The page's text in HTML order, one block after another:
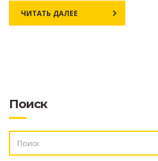
ЧИТАТЬ ДАЛЕЕ
Поиск